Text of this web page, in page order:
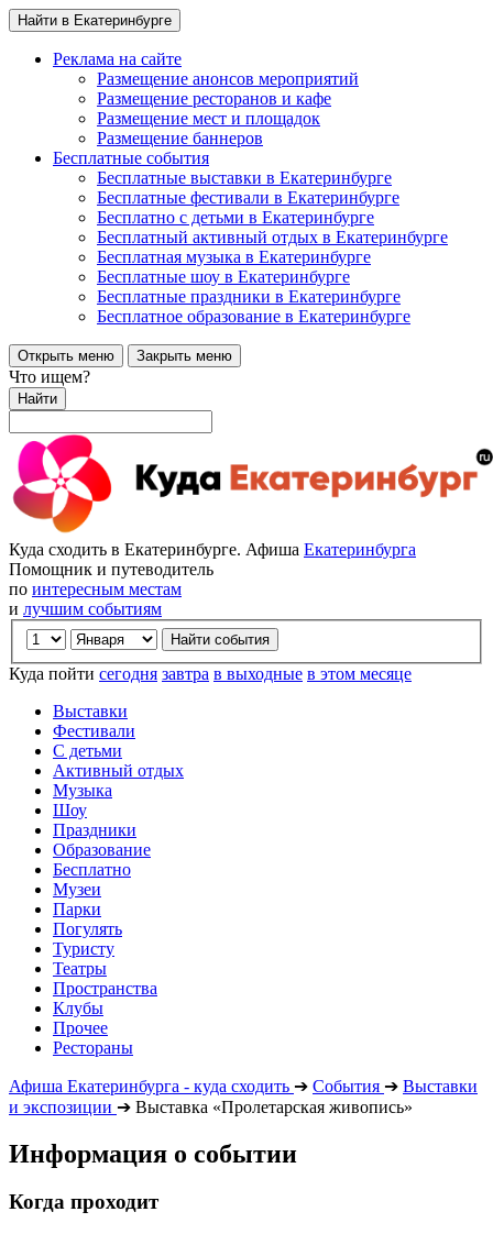
Найти в Екатеринбурге
Реклама на сайте
Размещение анонсов мероприятий
Размещение ресторанов и кафе
Размещение мест и площадок
Размещение баннеров
Бесплатные события
Бесплатные выставки в Екатеринбурге
Бесплатные фестивали в Екатеринбурге
Бесплатно с детьми в Екатеринбурге
Бесплатный активный отдых в Екатеринбурге
Бесплатная музыка в Екатеринбурге
Бесплатные шоу в Екатеринбурге
Бесплатные праздники в Екатеринбурге
Бесплатное образование в Екатеринбурге
Открыть меню Закрыть меню
Что ищем?
Найти
Куда сходить в Екатеринбурге. Афиша Екатеринбурга
Помощник и путеводитель
по интересным местам
и лучшим событиям
Куда пойти сегодня завтра в выходные в этом месяце
Выставки
Фестивали
С детьми
Активный отдых
Музыка
Шоу
Праздники
Образование
Бесплатно
Музеи
Парки
Погулять
Туристу
Театры
Пространства
Клубы
Прочее
Рестораны
Афиша Екатеринбурга - куда сходить ➔ События ➔ Выставки
и экспозиции ➔ Выставка «Пролетарская живопись»
Информация о событии
Когда проходит